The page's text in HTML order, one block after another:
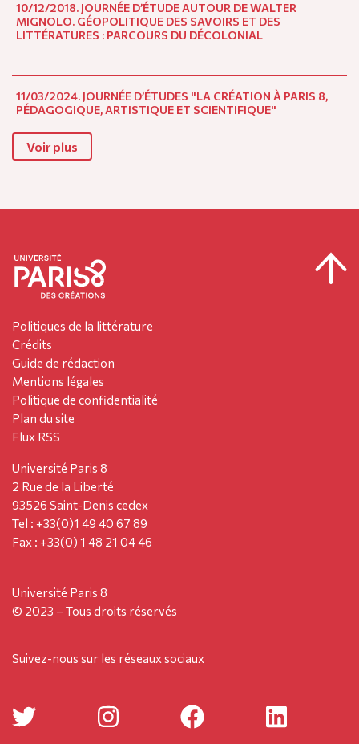
10/12/2018. JOURNÉE D’ÉTUDE AUTOUR DE WALTER
MIGNOLO. GÉOPOLITIQUE DES SAVOIRS ET DES
LITTÉRATURES : PARCOURS DU DÉCOLONIAL
11/03/2024. JOURNÉE D’ÉTUDES "LA CRÉATION À PARIS 8,
PÉDAGOGIQUE, ARTISTIQUE ET SCIENTIFIQUE"
Voir plus
Politiques de la littérature
Crédits
Guide de rédaction
Mentions légales
Politique de confidentialité
Plan du site
Flux RSS
Université Paris 8
2 Rue de la Liberté
93526 Saint-Denis cedex
Tel : +33(0)1 49 40 67 89
Fax : +33(0) 1 48 21 04 46
Université Paris 8
© 2023 – Tous droits réservés
Suivez-nous sur les réseaux sociaux